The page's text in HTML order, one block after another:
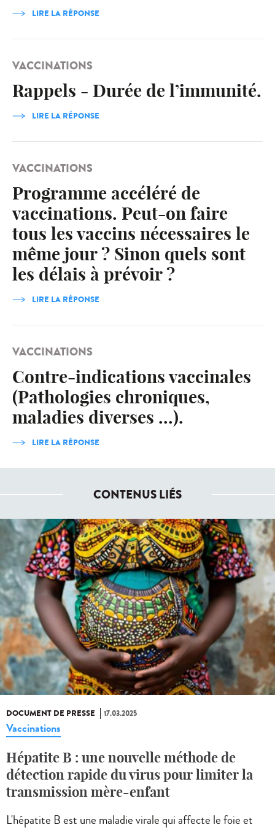
LIRE LA RÉPONSE
VACCINATIONS
Rappels - Durée de l’immunité.
LIRE LA RÉPONSE
VACCINATIONS
Programme accéléré de
vaccinations. Peut-on faire
tous les vaccins nécessaires le
même jour ? Sinon quels sont
les délais à prévoir ?
LIRE LA RÉPONSE
VACCINATIONS
Contre-indications vaccinales
(Pathologies chroniques,
maladies diverses ...).
LIRE LA RÉPONSE
CONTENUS LIÉS
DOCUMENT DE PRESSE 17.03.2025
Vaccinations
Hépatite B : une nouvelle méthode de
détection rapide du virus pour limiter la
transmission mère-enfant
L'hépatite B est une maladie virale qui affecte le foie et